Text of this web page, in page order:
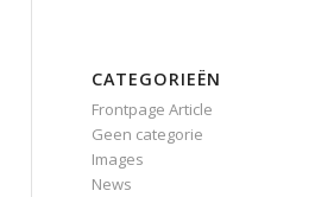
CATEGORIEËN
Frontpage Article
Geen categorie
Images
News